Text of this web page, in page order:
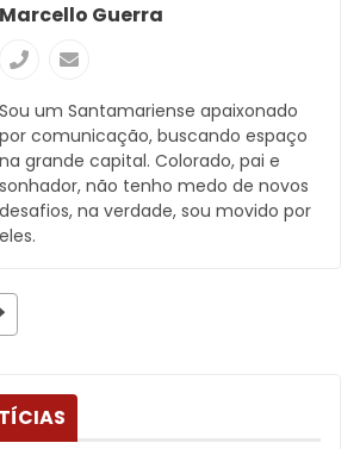
Marcello Guerra
Sou um Santamariense apaixonado
por comunicação, buscando espaço
na grande capital. Colorado, pai e
sonhador, não tenho medo de novos
desafios, na verdade, sou movido por
eles.